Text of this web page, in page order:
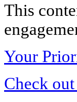
This
Your
Check